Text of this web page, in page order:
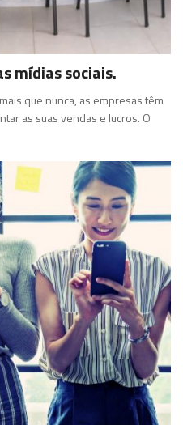
mídias sociais.
que nunca, as empresas têm
as suas vendas e lucros. O